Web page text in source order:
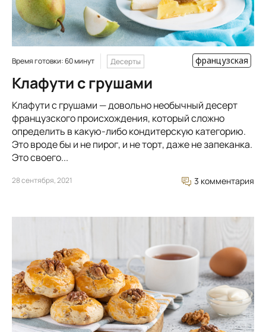
Время готовки: 60 минут Десерты французская
Клафути с грушами
Клафути с грушами — довольно необычный десерт
французского происхождения, который сложно
определить в какую-либо кондитерскую категорию.
Это вроде бы и не пирог, и не торт, даже не запеканка.
Это своего...
28 сентября, 2021 3 комментария